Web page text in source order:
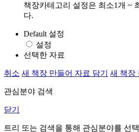
책장카테고리 설정은 최소1개 ~
다.
Default 설정
설정
선택한 자료
취소 새 책장 만들어 자료 담기 새 책장
관심분야 검색
닫기
트리 또는 검색을 통해 관심분야를 선